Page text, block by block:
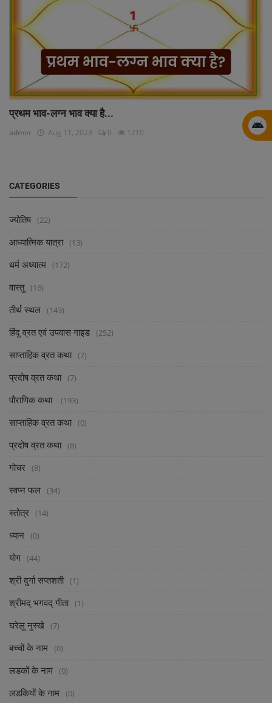
प्रथम भाव-लग्न भाव क्या है...
admin Aug 11, 2023 0 1210
CATEGORIES
ज्योतिष (22)
आध्यात्मिक यात्रा (13)
धर्म अध्यात्म (172)
वास्तु (16)
तीर्थ स्थल (143)
हिंदू व्रत एवं उपवास गाइड (252)
साप्ताहिक व्रत कथा (7)
प्रदोष व्रत कथा (7)
पौराणिक कथा (193)
साप्ताहिक व्रत कथा (0)
प्रदोष व्रत कथा (8)
गोचर (8)
स्वप्न फल (34)
स्तोत्र (14)
ध्यान (0)
योग (44)
श्री दुर्गा सप्तशती (1)
श्रीमद् भगवद् गीता (1)
घरेलु नुस्खे (7)
बच्चों के नाम (0)
लडकों के नाम (0)
लडकियों के नाम (0)